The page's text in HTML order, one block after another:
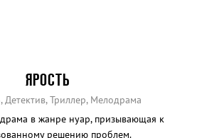
ЯРОСТЬ
Триллер, Мелодрама
в жанре нуар, призывающая к
решению проблем.